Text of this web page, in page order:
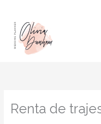
contenido
Renta de